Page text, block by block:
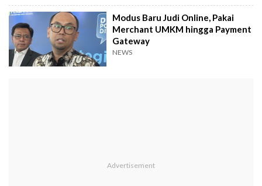
Modus Baru Judi Online, Pakai
Merchant UMKM hingga Payment
Gateway
NEWS